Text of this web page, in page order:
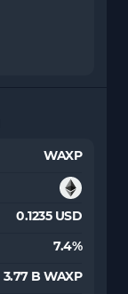
WAXP
0.1235 USD
7.4%
3.77 B WAXP